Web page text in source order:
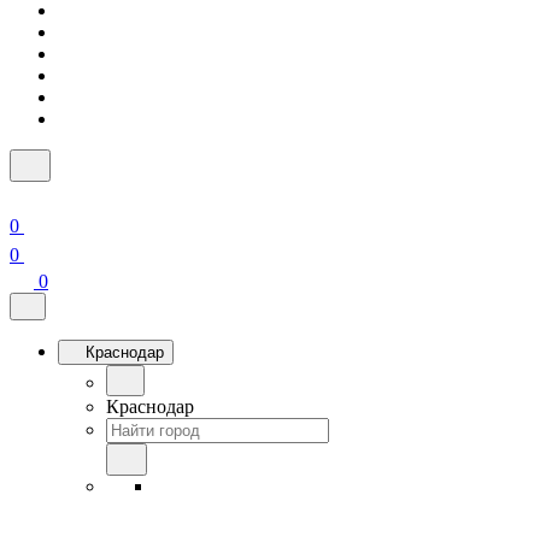
0
0
0
Краснодар
Краснодар